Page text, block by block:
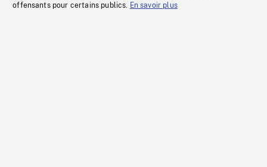
offensants pour certains publics. En savoir plus